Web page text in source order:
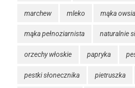
marchew mleko mąka
mąka pełnoziarnista naturalnie
orzechy włoskie papryka
pestki słonecznika pietruszka